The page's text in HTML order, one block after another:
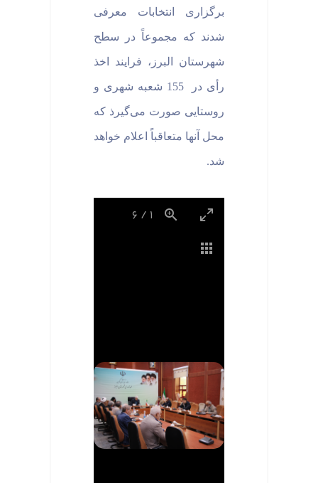
برگزاری انتخابات معرفی
شدند که مجموعاً در سطح
شهرستان البرز، فرایند اخذ
رأی در 155 شعبه شهری و
روستایی صورت می‌گیرذ که
محل آنها متعاقباً اعلام خواهد
شد.
1
/
6